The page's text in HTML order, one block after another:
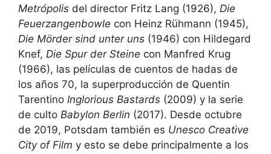
Metrópolis del director Fritz Lang (1926), Die
Feuerzangenbowle con Heinz Rühmann (1945),
Die Mörder sind unter uns (1946) con Hildegard
Knef, Die Spur der Steine con Manfred Krug
(1966), las películas de cuentos de hadas de
los años 70, la superproducción de Quentin
Tarentino Inglorious Bastards (2009) y la serie
de culto Babylon Berlin (2017). Desde octubre
de 2019, Potsdam también es Unesco Creative
City of Film y esto se debe principalmente a los